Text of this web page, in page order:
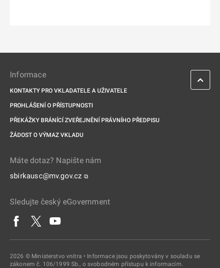
Informace
KONTAKTY PRO VKLADATELE A UŽIVATELE
PROHLÁŠENÍ O PŘÍSTUPNOSTI
PŘEKÁŽKY BRÁNÍCÍ ZVEŘEJNĚNÍ PRÁVNÍHO PŘEDPISU
ŽÁDOST O VÝMAZ VKLADU
Máte dotaz? Napište nám
sbirkausc@mv.gov.cz ⧉
Sledujte český eGovernment
2026 © Ministerstvo vnitra • Informace jsou poskytovány v souladu se
zákonem č. 106/1999 Sb., o svobodném přístupu k informacím.